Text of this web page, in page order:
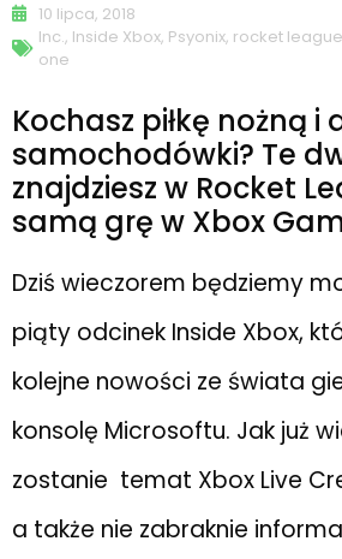
10 lipca, 2018
Inc., Inside Xbox, Psyonix, rocket league
one
Kochasz piłkę nożną i
samochodówki? Te
znajdziesz w Rocket
samą grę w Xbox
Dziś wieczorem będziemy
piąty odcinek Inside Xbox,
kolejne nowości ze świata
konsolę Microsoftu. Jak już
zostanie temat Xbox Live
a także nie zabraknie